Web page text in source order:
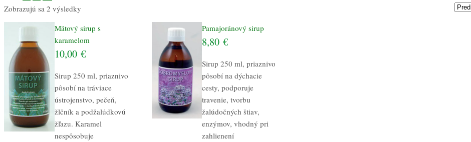
Zobrazujú sa 2 výsledky
Mätový sirup s
karamelom
10,00 €
Sirup 250 ml, priaznivo
pôsobí na tráviace
ústrojenstvo, pečeň,
žlčník a podžalúdkovú
žľazu. Karamel
nespôsobuje
Pamajoránový sirup
8,80€
Sirup 250 ml, priaznivo
pôsobí na dýchacie
cesty, podporuje
travenie, tvorbu
žalúdočných štiav,
enzýmov, vhodný pri
zahlienení